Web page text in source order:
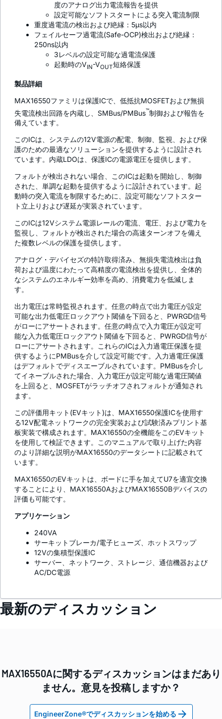
度のアナログ出力電流報告を提供
設定可能なソフトスタートによる突入電流制限
重度過電流の検出および絶縁：5µs以内
フェイルセーフ過電流(Safe-OCP)検出および絶縁：
250ns以内
3レベルの設定可能な過電流保護
起動時のVIN-VOUT短絡保護
製品詳細
MAX16550ファミリは保護ICで、低抵抗MOSFETおよび無損
失電流検出回路を内蔵し、SMBus/PMBus™制御および報告を
備えています。
このICは、システムの12V電源の配電、制御、監視、および保
護のための最適なソリューションを提供するように設計され
ています。内蔵LDOは、保護ICの電源電圧を提供します。
フォルトが検出されない場合、このICは起動を開始し、制御
された、単調な起動を提供するように設計されています。起
動時の突入電流を制限するために、設定可能なソフトスター
ト立上りおよび遅延が実装されています。
このICは12Vシステム電源レールの電流、電圧、および電力を
監視し、フォルトが検出された場合の高速ターンオフを備え
た複数レベルの保護を提供します。
アナログ・デバイセズの特許取得済み、無損失電流検出は負
荷および温度にわたって高精度の電流検出を提供し、全体的
なシステムのエネルギー効率を高め、消費電力を低減しま
す。
出力電圧は常時監視されます。任意の時点で出力電圧が設定
可能な出力低電圧ロックアウト閾値を下回ると、PWRGD信号
がローにアサートされます。任意の時点で入力電圧が設定可
能な入力低電圧ロックアウト閾値を下回ると、PWRGD信号が
ローにアサートされます。これらのICは入力過電圧保護を提
供するようにPMBusを介して設定可能です。入力過電圧保護
はデフォルトでディスエーブルされています。PMBusを介し
てイネーブルされた場合、入力電圧が設定可能な過電圧閾値
を上回ると、MOSFETがラッチオフされフォルトが通知され
ます。
この評価用キット(EVキット)は、MAX16550保護ICを使用す
る12V配電ネットワークの完全実装および試験済みプリント基
板実装で構成されます。MAX16550の全機能をこのEVキット
を使用して検証できます。このマニュアルで取り上げた内容
のより詳細な説明がMAX16550のデータシートに記載されて
います。
MAX16550のEVキットは、ボードに手を加えてU7を適宜交換
することにより、MAX16550AおよびMAX16550Bデバイスの
評価も可能です。
アプリケーション
240VA
サーキットブレーカ/電子ヒューズ、ホットスワップ
12Vの集積型保護IC
サーバー、ネットワーク、ストレージ、通信機器および
AC/DC電源
最新のディスカッション
MAX16550Aに関するディスカッションはまだあり
ません。意見を投稿しますか？
EngineerZone®でディスカッションを始める